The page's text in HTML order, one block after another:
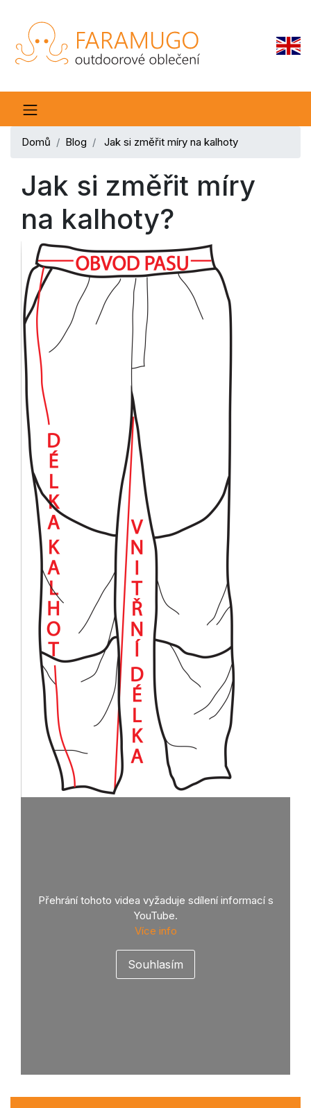
Domů Blog Jak si změřit míry na kalhoty
Jak si změřit míry
na kalhoty?
Přehrání tohoto videa vyžaduje sdílení informací s
YouTube.
Více info